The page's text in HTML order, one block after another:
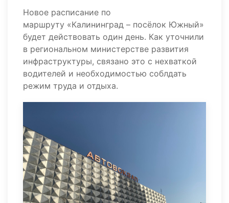
Новое расписание по
маршруту «Калининград – посёлок Южный»
будет действовать один день. Как уточнили
в региональном министерстве развития
инфраструктуры, связано это с нехваткой
водителей и необходимостью соблдать
режим труда и отдыха.